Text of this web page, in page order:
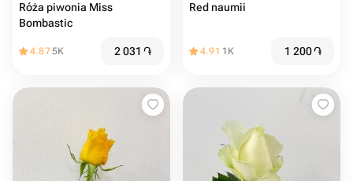
Róża piwonia Miss
Bombastic
4.875K 2 031 ֏
Red naumii
4.91 1K 1 200֏